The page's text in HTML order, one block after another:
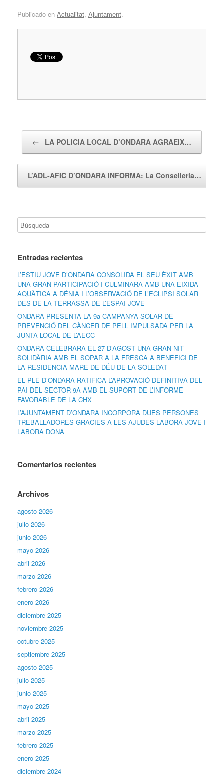
Publicado en Actualitat, Ajuntament.
← LA POLICIA LOCAL D’ONDARA AGRAEIX…
L’ADL-AFIC D’ONDARA INFORMA: La Conselleria…
Entradas recientes
L’ESTIU JOVE D’ONDARA CONSOLIDA EL SEU ÈXIT AMB
UNA GRAN PARTICIPACIÓ I CULMINARÀ AMB UNA EIXIDA
AQUÀTICA A DÉNIA I L’OBSERVACIÓ DE L’ECLIPSI SOLAR
DES DE LA TERRASSA DE L’ESPAI JOVE
ONDARA PRESENTA LA 9a CAMPANYA SOLAR DE
PREVENCIÓ DEL CÀNCER DE PELL IMPULSADA PER LA
JUNTA LOCAL DE L’AECC
ONDARA CELEBRARÀ EL 27 D’AGOST UNA GRAN NIT
SOLIDÀRIA AMB EL SOPAR A LA FRESCA A BENEFICI DE
LA RESIDÈNCIA MARE DE DÉU DE LA SOLEDAT
EL PLE D’ONDARA RATIFICA L’APROVACIÓ DEFINITIVA DEL
PAI DEL SECTOR 9A AMB EL SUPORT DE L’INFORME
FAVORABLE DE LA CHX
L’AJUNTAMENT D’ONDARA INCORPORA DUES PERSONES
TREBALLADORES GRÀCIES A LES AJUDES LABORA JOVE I
LABORA DONA
Comentarios recientes
Archivos
agosto 2026
julio 2026
junio 2026
mayo 2026
abril 2026
marzo 2026
febrero 2026
enero 2026
diciembre 2025
noviembre 2025
octubre 2025
septiembre 2025
agosto 2025
julio 2025
junio 2025
mayo 2025
abril 2025
marzo 2025
febrero 2025
enero 2025
diciembre 2024